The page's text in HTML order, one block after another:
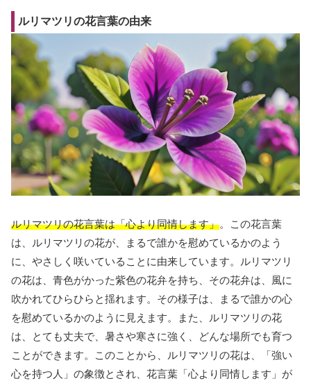
ルリマツリの花言葉の由来
ルリマツリの花言葉は「心より同情します」。この花言葉
は、ルリマツリの花が、まるで誰かを慰めているかのよう
に、やさしく咲いていることに由来しています。ルリマツリ
の花は、青色がかった紫色の花弁を持ち、その花弁は、風に
吹かれてひらひらと揺れます。その様子は、まるで誰かの心
を慰めているかのように見えます。また、ルリマツリの花
は、とても丈夫で、暑さや寒さに強く、どんな場所でも育つ
ことができます。このことから、ルリマツリの花は、「強い
心を持つ人」の象徴とされ、花言葉「心より同情します」が